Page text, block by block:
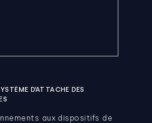
D’ATTACHE DES
aux dispositifs de